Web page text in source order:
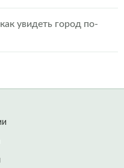
увидеть город по-